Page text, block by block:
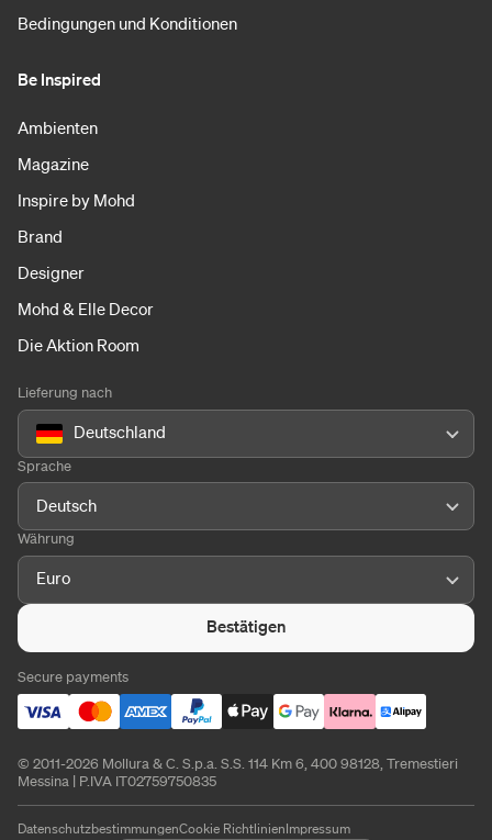
Bedingungen und Konditionen
Be Inspired
Ambienten
Magazine
Inspire by Mohd
Brand
Designer
Mohd & Elle Decor
Die Aktion Room
Lieferung nach
Deutschland
Sprache
Deutsch
Währung
Euro
Bestätigen
Secure payments
© 2011-2026 Mollura & C. S.p.a. S.S. 114 Km 6, 400 98128, Tremestieri
Messina | P.IVA IT02759750835
DatenschutzbestimmungenCookie RichtlinienImpressum